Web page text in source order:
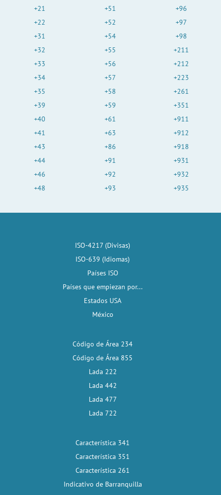
+21
+22
+31
+32
+33
+34
+35
+39
+40
+41
+43
+44
+46
+48
+51
+52
+54
+55
+56
+57
+58
+59
+61
+63
+86
+91
+92
+93
+96
+97
+98
+211
+212
+223
+261
+351
+911
+912
+918
+931
+932
+935
ISO-4217 (Divisas)
ISO-639 (Idiomas)
Países ISO
Países que empiezan por...
Estados USA
México
Código de Área 234
Código de Área 855
Lada 222
Lada 442
Lada 477
Lada 722
Característica 341
Característica 351
Característica 261
Indicativo de Barranquilla